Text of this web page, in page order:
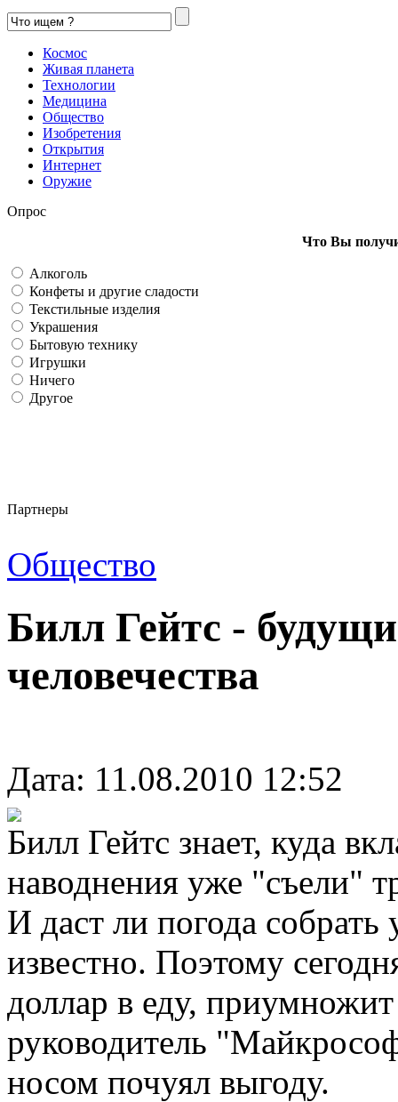
Космос
Живая планета
Технологии
Медицина
Общество
Изобретения
Открытия
Интернет
Оружие
Опрос
Что Вы
Алкоголь
Конфеты и другие сладости
Текстильные изделия
Украшения
Бытовую технику
Игрушки
Ничего
Другое
Партнеры
Общество
Билл Гейтс -
человечества
Дата: 11.08.2010 12:52
Билл Гейтс знает, куда
наводнения уже "съели"
И даст ли погода собрать
известно. Поэтому
доллар в еду,
руководитель
носом почуял выгоду.